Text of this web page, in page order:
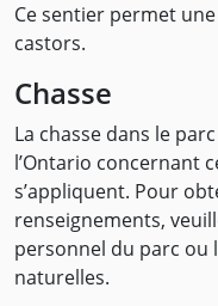
Ce sentier permet
castors.
Chasse
La chasse dans le
l’Ontario concernant
s’appliquent. Pour
renseignements,
personnel du parc ou
naturelles.